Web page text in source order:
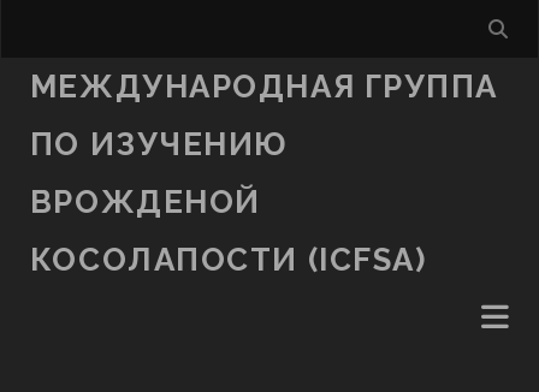
МЕЖДУНАРОДНАЯ ГРУППА
ПО ИЗУЧЕНИЮ
ВРОЖДЕНОЙ
КОСОЛАПОСТИ (ICFSA)